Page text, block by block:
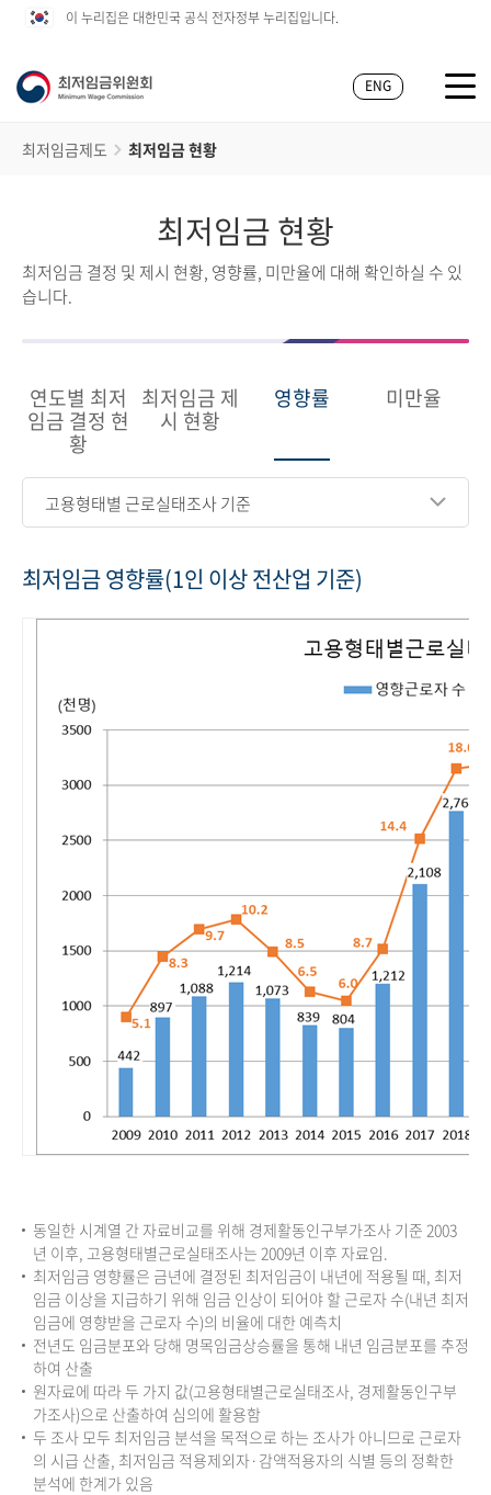
이 누리집은 대한민국 공식 전자정부 누리집입니다.
ENG
최저임금제도 최저임금 현황
최저임금 현황
최저임금 결정 및 제시 현황, 영향률, 미만율에 대해 확인하실 수 있
습니다.
연도별 최저
임금 결정 현
황
최저임금 제
시 현황
영향률 미만율
고용형태별 근로실태조사 기준
최저임금 영향률(1인 이상 전산업 기준)
동일한 시계열 간 자료비교를 위해 경제활동인구부가조사 기준 2003
년 이후, 고용형태별근로실태조사는 2009년 이후 자료임.
최저임금 영향률은 금년에 결정된 최저임금이 내년에 적용될 때, 최저
임금 이상을 지급하기 위해 임금 인상이 되어야 할 근로자 수(내년 최저
임금에 영향받을 근로자 수)의 비율에 대한 예측치
전년도 임금분포와 당해 명목임금상승률을 통해 내년 임금분포를 추정
하여 산출
원자료에 따라 두 가지 값(고용형태별근로실태조사, 경제활동인구부
가조사)으로 산출하여 심의에 활용함
두 조사 모두 최저임금 분석을 목적으로 하는 조사가 아니므로 근로자
의 시급 산출, 최저임금 적용제외자·감액적용자의 식별 등의 정확한
분석에 한계가 있음